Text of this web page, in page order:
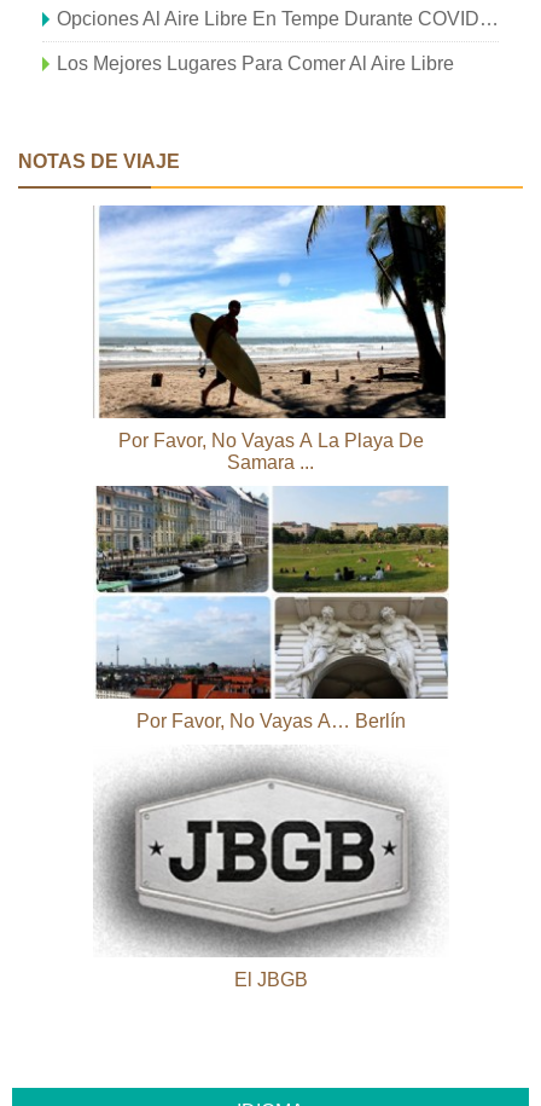
Opciones Al Aire Libre En Tempe Durante COVID-19
Los Mejores Lugares Para Comer Al Aire Libre
NOTAS DE VIAJE
Por Favor, No Vayas A La Playa De
Samara ...
Por Favor, No Vayas A… Berlín
El JBGB